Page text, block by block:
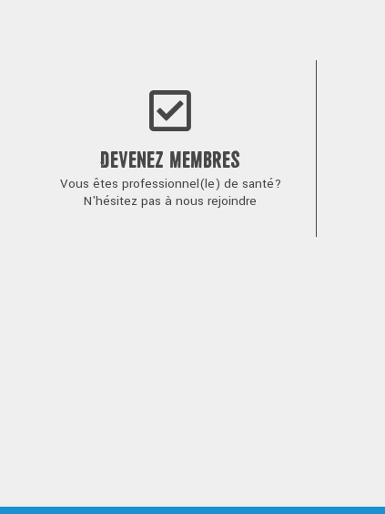
DEVENEZ MEMBRES
Vous êtes professionnel(le) de santé?
N'hésitez pas à nous rejoindre